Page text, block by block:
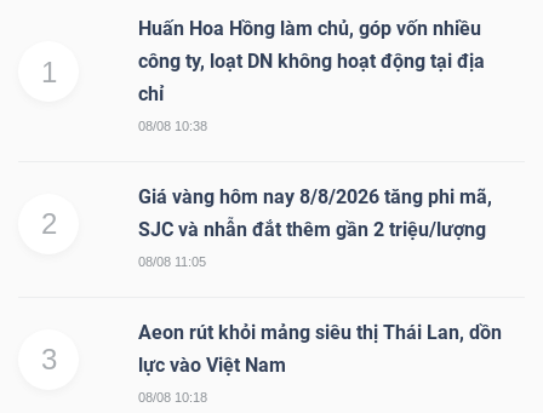
1
Huấn Hoa Hồng làm chủ, góp vốn nhiều
công ty, loạt DN không hoạt động tại địa
chỉ
08/08 10:38
2
Giá vàng hôm nay 8/8/2026 tăng phi mã,
SJC và nhẫn đắt thêm gần 2 triệu/lượng
08/08 11:05
3
Aeon rút khỏi mảng siêu thị Thái Lan, dồn
lực vào Việt Nam
08/08 10:18